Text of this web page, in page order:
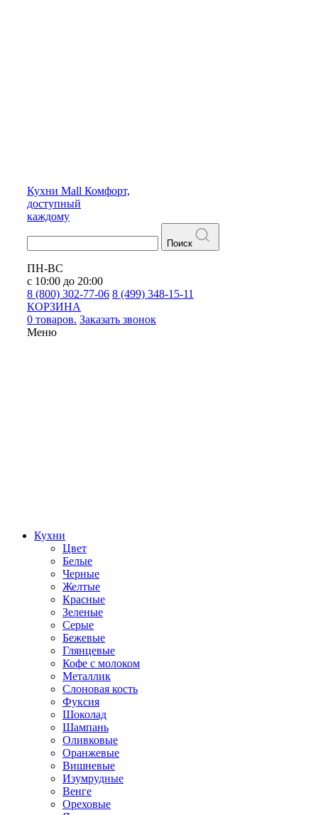
Кухни Mall Комфорт,
доступный
каждому
Поиск
ПН-ВС
с 10:00 до 20:00
8 (800) 302-77-06 8 (499) 348-15-11
КОРЗИНА
0 товаров. Заказать звонок
Меню
Кухни
Цвет
Белые
Черные
Желтые
Красные
Зеленые
Серые
Бежевые
Глянцевые
Кофе с молоком
Металлик
Слоновая кость
Фуксия
Шоколад
Шампань
Оливковые
Оранжевые
Вишневые
Изумрудные
Венге
Ореховые